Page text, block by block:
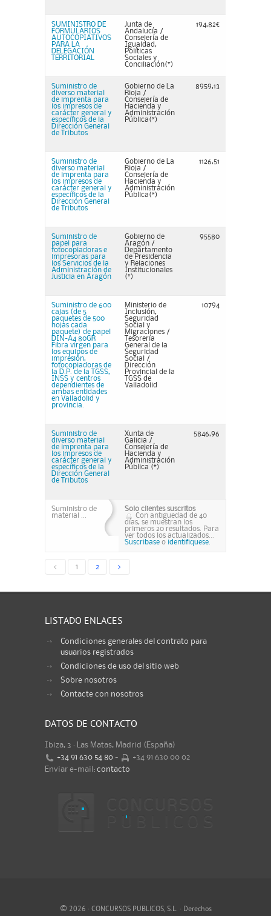
SUMINISTRO DE
FORMULARIOS
AUTOCOPIATIVOS
PARA LA
DELEGACIÓN
TERRITORIAL
Junta de
Andalucía /
Consejería de
Igualdad,
Políticas
Sociales y
Conciliación(*)
194,82€
Suministro de
diverso material
de imprenta para
los impresos de
carácter general y
específicos de la
Dirección General
de Tributos
Gobierno de La
Rioja /
Consejería de
Hacienda y
Administración
Pública(*)
8959,13
Suministro de
diverso material
de imprenta para
los impresos de
carácter general y
específicos de la
Dirección General
de Tributos
Gobierno de La
Rioja /
Consejería de
Hacienda y
Administración
Pública(*)
1126,51
Suministro de
papel para
fotocopiadoras e
impresoras para
los Servicios de la
Administración de
Justicia en Aragón
Gobierno de
Aragón /
Departamento
de Presidencia
y Relaciones
Institucionales
(*)
95580
Suministro de 600
cajas (de 5
paquetes de 500
hojas cada
paquete) de papel
DIN-A4 80GR
Fibra virgen para
los equipos de
impresión,
fotocopiadoras de
la D.P. de la TGSS,
INSS y centros
dependientes de
ambas entidades
en Valladolid y
provincia.
Ministerio de
Inclusión,
Seguridad
Social y
Migraciones /
Tesorería
General de la
Seguridad
Social /
Dirección
Provincial de la
TGSS de
Valladolid
10794
Suministro de
diverso material
de imprenta para
los impresos de
carácter general y
específicos de la
Dirección General
de Tributos
Xunta de
Galicia /
Consejería de
Hacienda y
Administración
Pública (*)
5846,96
Suministro de
material ...
Solo clientes suscritos
Con antiguedad de 40
días, se muestran los
primeros 20 resultados. Para
ver todos los actualizados...
Suscribase o identifiquese.
< 1 2 >
LISTADO ENLACES
Condiciones generales del contrato para
usuarios registrados
Condiciones de uso del sitio web
Sobre nosotros
Contacte con nosotros
DATOS DE CONTACTO
Ibiza, 3 · Las Matas, Madrid (España)
+34 91 630 54 80 -
+34 91 630 00 02
Enviar e-mail: contacto
© 2026 · CONCURSOS PUBLICOS, S.L. · Derechos